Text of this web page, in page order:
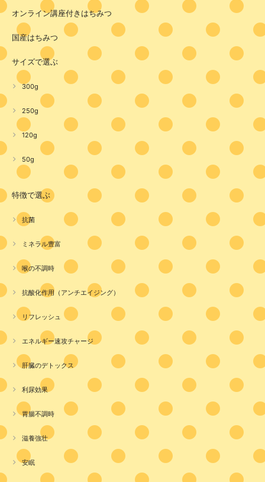
オンライン講座付きはちみつ
国産はちみつ
サイズで選ぶ
300g
250g
120g
50g
特徴で選ぶ
抗菌
ミネラル豊富
喉の不調時
抗酸化作用（アンチエイジング）
リフレッシュ
エネルギー速攻チャージ
肝臓のデトックス
利尿効果
胃腸不調時
滋養強壮
安眠